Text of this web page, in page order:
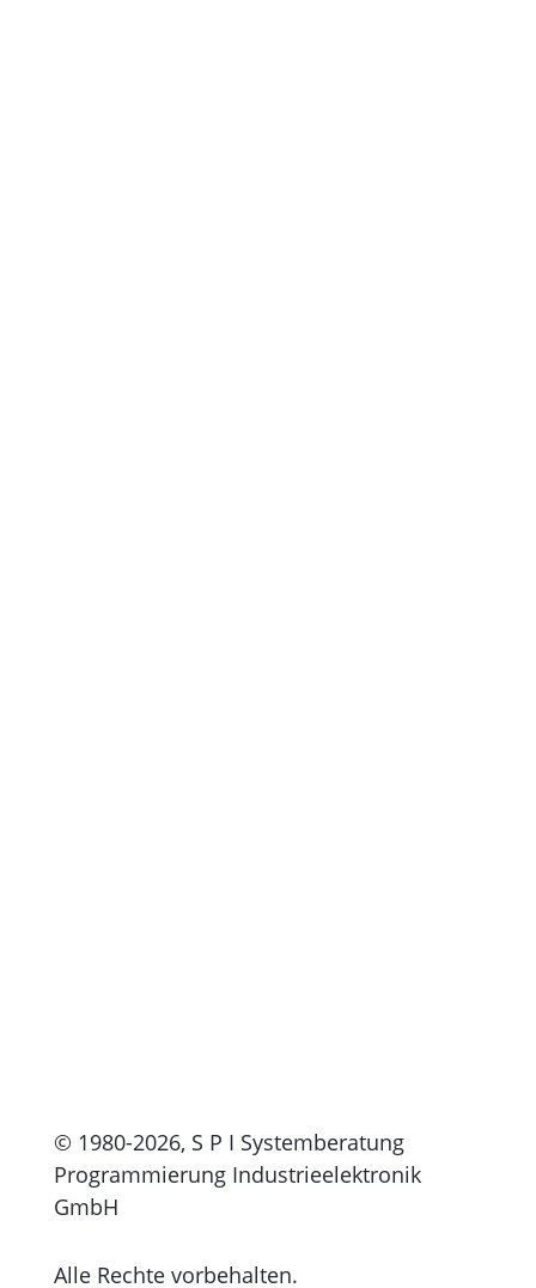
© 1980-2026, S P I Systemberatung
Programmierung Industrieelektronik
GmbH
Alle Rechte vorbehalten.